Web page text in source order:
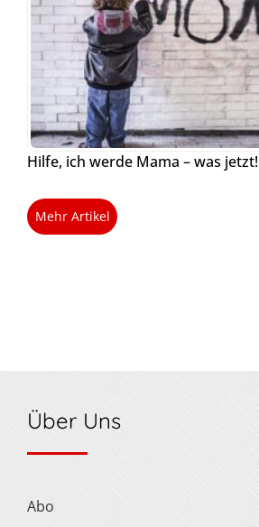
Hilfe, ich werde Mama – was jetzt!
Mehr Artikel
Über Uns
Abo